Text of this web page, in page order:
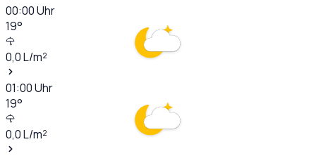
00:00Uhr
19°
0,0L/m²
01:00Uhr
19°
0,0L/m²